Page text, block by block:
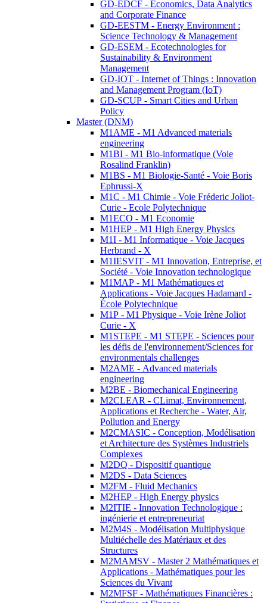
GD-EDCF - Economics, Data Analytics
and Corporate Finance
GD-EESTM - Energy Environment :
Science Technology & Management
GD-ESEM - Ecotechnologies for
Sustainability & Environment
Management
GD-IOT - Internet of Things : Innovation
and Management Program (IoT)
GD-SCUP - Smart Cities and Urban
Policy
Master (DNM)
M1AME - M1 Advanced materials
engineering
M1BI - M1 Bio-informatique (Voie
Rosalind Franklin)
M1BS - M1 Biologie-Santé - Voie Boris
Ephrussi-X
M1C - M1 Chimie - Voie Fréderic Joliot-
Curie - Ecole Polytechnique
M1ECO - M1 Economie
M1HEP - M1 High Energy Physics
M1I - M1 Informatique - Voie Jacques
Herbrand - X
M1IESVIT - M1 Innovation, Entreprise, et
Société - Voie Innovation technologique
M1MAP - M1 Mathématiques et
Applications - Voie Jacques Hadamard -
École Polytechnique
M1P - M1 Physique - Voie Irène Joliot
Curie - X
M1STEPE - M1 STEPE - Sciences pour
les défis de l'environnement/Sciences for
environmentals challenges
M2AME - Advanced materials
engineering
M2BE - Biomechanical Engineering
M2CLEAR - CLimat, Environnement,
Applications et Recherche - Water, Air,
Pollution and Energy
M2CMASIC - Conception, Modélisation
et Architecture des Systèmes Industriels
Complexes
M2DQ - Dispositif quantique
M2DS - Data Sciences
M2FM - Fluid Mechanics
M2HEP - High Energy physics
M2ITIE - Innovation Technologique :
ingénierie et entrepreneuriat
M2M4S - Modélisation Multiphysique
Multiéchelle des Matériaux et des
Structures
M2MAMSV - Master 2 Mathématiques et
Applications - Mathématiques pour les
Sciences du Vivant
M2MFSF - Mathématiques Financières :